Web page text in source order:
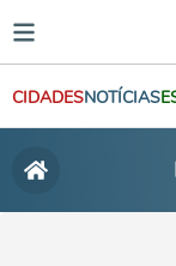
CIDADESNOTÍCIAS